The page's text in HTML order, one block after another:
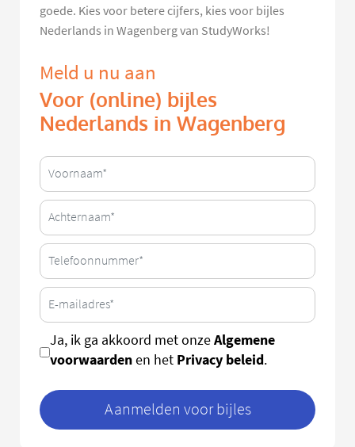
goede. Kies voor betere cijfers, kies voor bijles
Nederlands in Wagenberg van StudyWorks!
Meld u nu aan
Voor (online) bijles
Nederlands in Wagenberg
Ja, ik ga akkoord met onzeAlgemene
voorwaardenen het Privacy beleid.
Aanmelden voor bijles